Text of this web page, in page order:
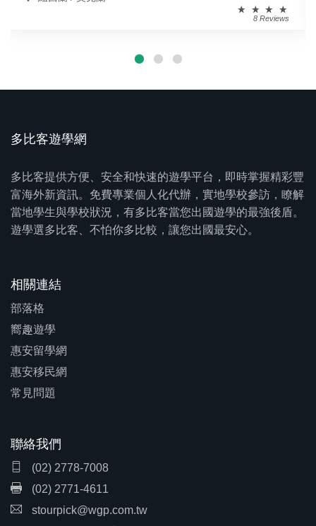
8 Reviews
多比客遊學網
多比客提供方便、安全和快速的遊學平台，即時掌握精彩豐
富海外新資訊。免費專業個人化代辦，實地學校參訪，瞭解
當地學生與學校狀況，有多比客當您出國遊學的最強後盾。
遊學選多比客、不怕你多比較，讓您出國最安心。
相關連結
部落格
嚮趣遊學
惠安留學網
惠安移民網
常見問題
聯絡我們
(02) 2778-7008
(02) 2771-4611
stourpick@wgp.com.tw